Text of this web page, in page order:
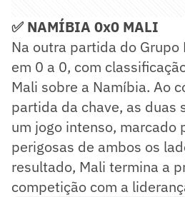
✅ NAMÍBIA 0x0 MALI
Na outra partida do Grupo
em 0 a 0, com
Mali sobre a Namíbia. Ao
partida da chave, as duas
um jogo intenso, marcado
perigosas de ambos os
resultado, Mali termina a
competição com a